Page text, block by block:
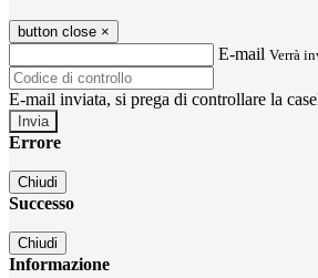
button close ×
E-mail Verrà
E-mail inviata, si prega di controllare la
Errore
Chiudi
Successo
Chiudi
Informazione